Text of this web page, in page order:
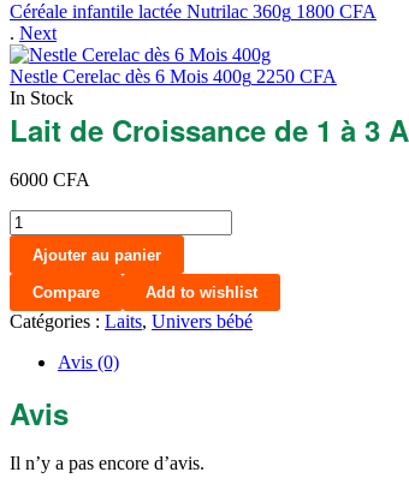
Céréale infantile lactée Nutrilac 360g 1800 CFA
. Next
Nestle Cerelac dès 6 Mois 400g 2250 CFA
In Stock
Lait de Croissance de 1 à 3
6000 CFA
quantité
de
Lait
Croissance
de
Ans
-
France
Ajouter au panier
Compare Add to wishlist
Catégories : Laits, Univers bébé
Avis (0)
Avis
Il n’y a pas encore d’avis.